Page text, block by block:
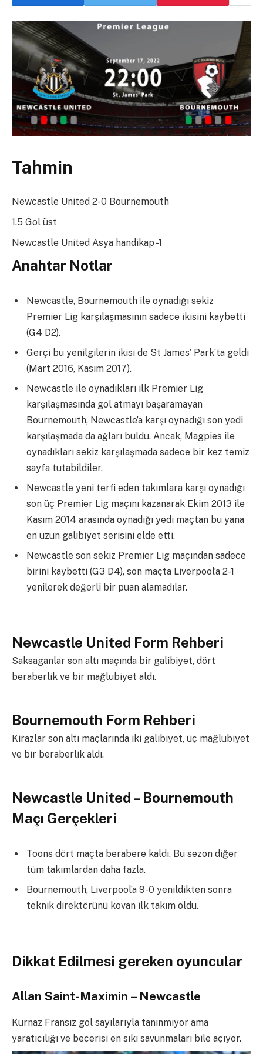
Tahmin
Newcastle United 2-0 Bournemouth
1.5 Gol üst
Newcastle United Asya handikap -1
Anahtar Notlar
Newcastle, Bournemouth ile oynadığı sekiz
Premier Lig karşılaşmasının sadece ikisini kaybetti
(G4 D2).
Gerçi bu yenilgilerin ikisi de St James’ Park’ta geldi
(Mart 2016, Kasım 2017).
Newcastle ile oynadıkları ilk Premier Lig
karşılaşmasında gol atmayı başaramayan
Bournemouth, Newcastle’a karşı oynadığı son yedi
karşılaşmada da ağları buldu. Ancak, Magpies ile
oynadıkları sekiz karşılaşmada sadece bir kez temiz
sayfa tutabildiler.
Newcastle yeni terfi eden takımlara karşı oynadığı
son üç Premier Lig maçını kazanarak Ekim 2013 ile
Kasım 2014 arasında oynadığı yedi maçtan bu yana
en uzun galibiyet serisini elde etti.
Newcastle son sekiz Premier Lig maçından sadece
birini kaybetti (G3 D4), son maçta Liverpool’a 2-1
yenilerek değerli bir puan alamadılar.
Newcastle United Form Rehberi
Saksaganlar son altı maçında bir galibiyet, dört
beraberlik ve bir mağlubiyet aldı.
Bournemouth Form Rehberi
Kirazlar son altı maçlarında iki galibiyet, üç mağlubiyet
ve bir beraberlik aldı.
Newcastle United – Bournemouth
Maçı Gerçekleri
Toons dört maçta berabere kaldı. Bu sezon diğer
tüm takımlardan daha fazla.
Bournemouth, Liverpool’a 9-0 yenildikten sonra
teknik direktörünü kovan ilk takım oldu.
Dikkat Edilmesi gereken oyuncular
Allan Saint-Maximin – Newcastle
Kurnaz Fransız gol sayılarıyla tanınmıyor ama
yaratıcılığı ve becerisi en sıkı savunmaları bile açıyor.